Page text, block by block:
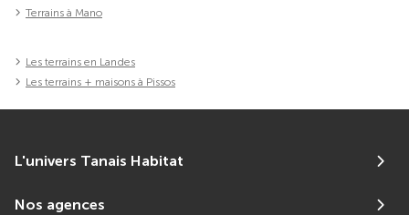
Terrains à Mano
Les terrains en Landes
Les terrains + maisons à Pissos
L'univers Tanais Habitat
Nos agences